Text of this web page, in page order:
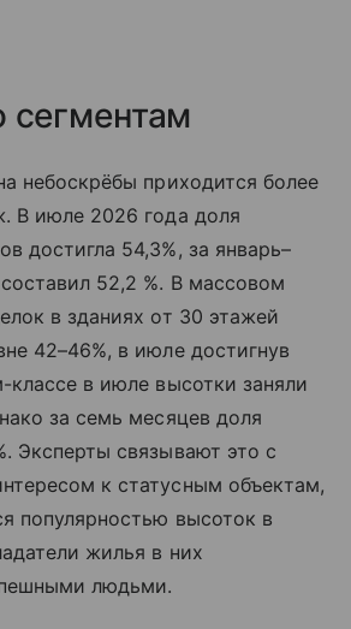
небоскрёбы приходится более
В июле 2026 года доля
достигла 54,3%, за январь–
52,2 %. В массовом
в зданиях от 30 этажей
42–46%, в июле достигнув
в июле высотки заняли
за семь месяцев доля
Эксперты связывают это с
к статусным объектам,
популярностью высоток в
жилья в них
людьми.